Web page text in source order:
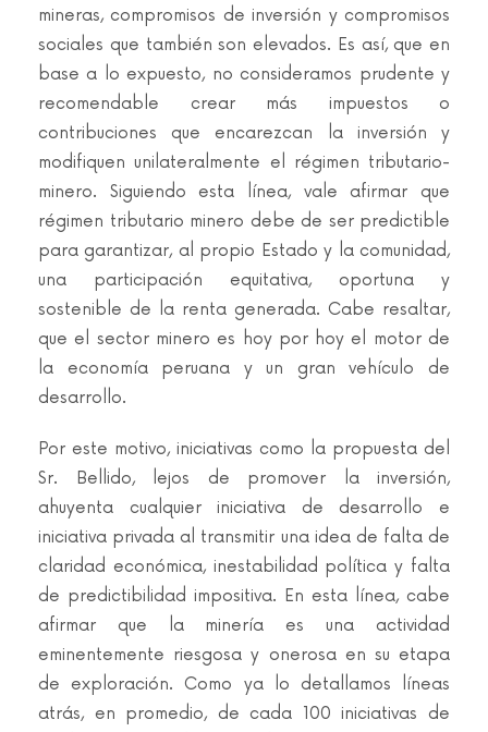
mineras, compromisos de inversión y compromisos
sociales que también son elevados. Es así, que en
base a lo expuesto, no consideramos prudente y
recomendable crear más impuestos o
contribuciones que encarezcan la inversión y
modifiquen unilateralmente el régimen tributario-
minero. Siguiendo esta línea, vale afirmar que
régimen tributario minero debe de ser predictible
para garantizar, al propio Estado y la comunidad,
una participación equitativa, oportuna y
sostenible de la renta generada. Cabe resaltar,
que el sector minero es hoy por hoy el motor de
la economía peruana y un gran vehículo de
desarrollo.
Por este motivo, iniciativas como la propuesta del
Sr. Bellido, lejos de promover la inversión,
ahuyenta cualquier iniciativa de desarrollo e
iniciativa privada al transmitir una idea de falta de
claridad económica, inestabilidad política y falta
de predictibilidad impositiva. En esta línea, cabe
afirmar que la minería es una actividad
eminentemente riesgosa y onerosa en su etapa
de exploración. Como ya lo detallamos líneas
atrás, en promedio, de cada 100 iniciativas de